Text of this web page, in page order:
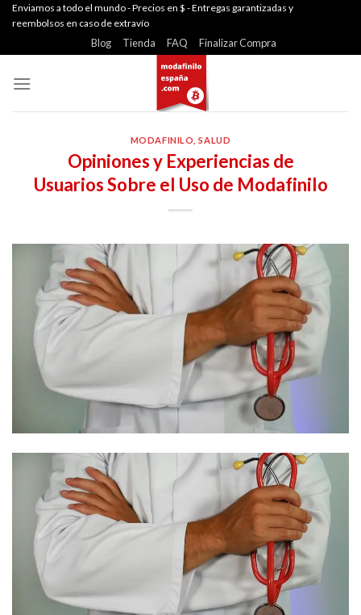
SkipEnviamos a todo el mundo - Precios en $ - Entregas garantizadas y
reembolsos en caso de extravío
Blog Tienda FAQ Finalizar Compra
MODAFINILO ,SALUD
Opiniones y Experiencias de
Usuarios Sobre el Uso de Modafinilo